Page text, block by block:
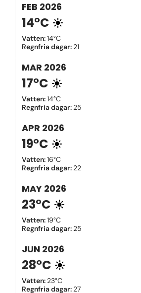
FEB 2026
14°C
Vatten:14°C
Regnfria dagar: 21
MAR 2026
17°C
Vatten:14°C
Regnfria dagar: 25
APR 2026
19°C
Vatten:16°C
Regnfria dagar: 22
MAY 2026
23°C
Vatten:19°C
Regnfria dagar: 25
JUN 2026
28°C
Vatten: 23°C
Regnfria dagar: 27